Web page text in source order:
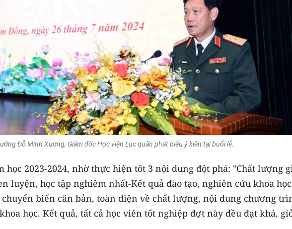
Đỗ Minh Xương, Giám đốc Học viện Lục quân phát biểu ý kiến tại buổi lễ.
học 2023-2024, nhờ thực hiện tốt 3 nội dung đột phá: "Chất lượng
luyện, học tập nghiêm nhất-Kết quả đào tạo, nghiên cứu khoa
biến căn bản, toàn diện về chất lượng, nội dung chương
học. Kết quả, tất cả học viên tốt nghiệp đợt này đều đạt khá,